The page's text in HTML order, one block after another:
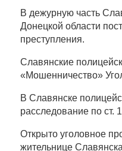
В дежурную часть
Донецкой области
преступления.
Славянские
«Мошенничество»
В Славянске
расследование по ст.
Открыто уголовное
жительнице